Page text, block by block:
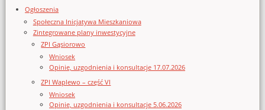
Ogłoszenia
Społeczna Inicjatywa Mieszkaniowa
Zintegrowane plany inwestycyjne
ZPI Gąsiorowo
Wniosek
Opinie, uzgodnienia i konsultacje 17.07.2026
ZPI Waplewo – część VI
Wniosek
Opinie, uzgodnienia i konsultacje 5.06.2026